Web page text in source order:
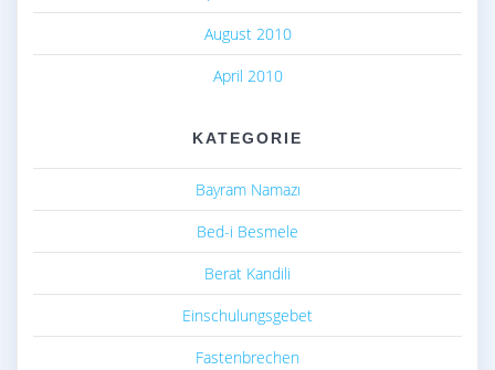
August 2010
April 2010
KATEGORIE
Bayram Namazı
Bed-i Besmele
Berat Kandili
Einschulungsgebet
Fastenbrechen